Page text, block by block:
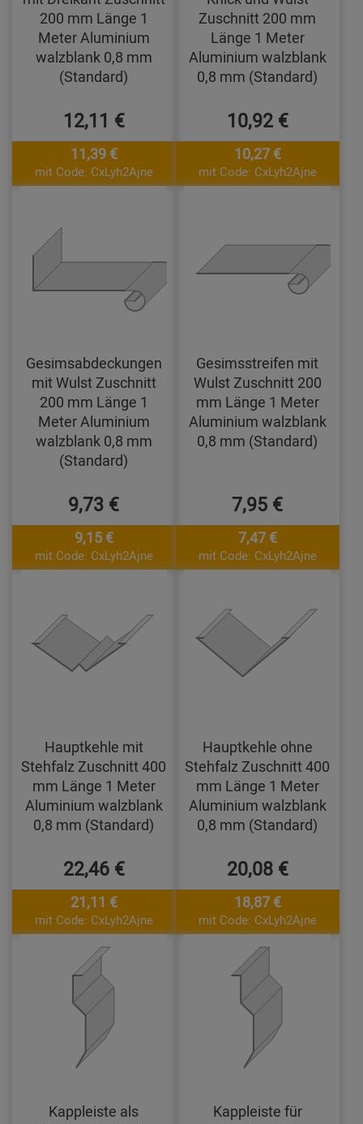
200 mm Länge 1
Meter Aluminium
walzblank 0,8 mm
(Standard)
12,11 €
11,39 €
mit Code: CxLyh2Ajne
Zuschnitt 200 mm
Länge 1 Meter
Aluminium walzblank
0,8 mm (Standard)
10,92 €
10,27 €
mit Code: CxLyh2Ajne
Gesimsabdeckungen
mit Wulst Zuschnitt
200 mm Länge 1
Meter Aluminium
walzblank 0,8 mm
(Standard)
9,73 €
9,15 €
mit Code: CxLyh2Ajne
Gesimsstreifen mit
Wulst Zuschnitt 200
mm Länge 1 Meter
Aluminium walzblank
0,8 mm (Standard)
7,95 €
7,47 €
mit Code: CxLyh2Ajne
Hauptkehle mit
Stehfalz Zuschnitt 400
mm Länge 1 Meter
Aluminium walzblank
0,8 mm (Standard)
22,46 €
21,11 €
mit Code: CxLyh2Ajne
Hauptkehle ohne
Stehfalz Zuschnitt 400
mm Länge 1 Meter
Aluminium walzblank
0,8 mm (Standard)
20,08 €
18,87 €
mit Code: CxLyh2Ajne
Kappleiste als
Kappleiste für